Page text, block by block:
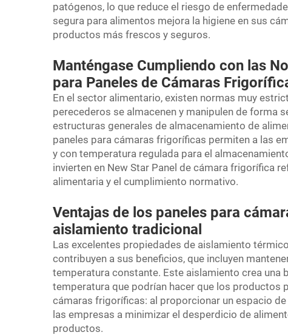
patógenos, lo que reduce el riesgo de
segura para alimentos mejora la higiene en sus
productos más frescos y seguros.
Manténgase Cumpliendo con las
para Paneles de Cámaras
En el sector alimentario, existen normas muy
perecederos se almacenen y manipulen de forma
estructuras generales de almacenamiento de
paneles para cámaras frigoríficas permiten a las
y con temperatura regulada para el
invierten en New Star Panel de cámara frigorífica
alimentaria y el cumplimiento normativo.
Ventajas de los paneles para
aislamiento tradicional
Las excelentes propiedades de aislamiento
contribuyen a sus beneficios, que incluyen
temperatura constante. Este aislamiento crea una
temperatura que podrían hacer que los productos
cámaras frigoríficas: al proporcionar un espacio
las empresas a minimizar el desperdicio de
productos.